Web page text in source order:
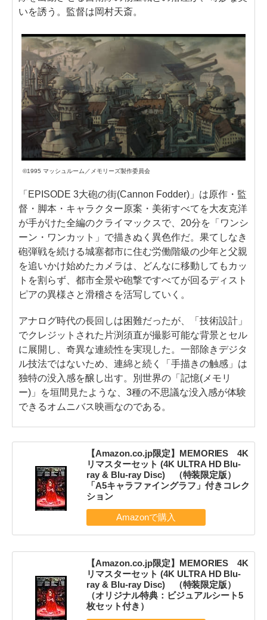
いを誘う。監督は岡村天斎。
©1995 マッシュルーム／メモリーズ製作委員会
「EPISODE 3大砲の街(Cannon Fodder)」は原作・監
督・脚本・キャラクター原案・美術すべてを大友克洋
が手がけた全編のクライマックスで、20分を「ワンシ
ーン・ワンカット」で描きぬく異色作だ。果てしなき
砲弾戦を続ける城塞都市に住む労働階級の少年と父親
を追いかけ始めたカメラは、どんなに移動してもカッ
トを割らず、都市全景や砲撃ですべてが回るディスト
ピアの異様さと滑稽さを活写していく。
アナログ時代の長回しは困難だったが、「技術設計」
でクレジットされた片渕須直が撮影可能な背景とセル
に展開し、奇異な連続性を実現した。一部除きデジタ
ル技法ではないため、連綿と続く「手描きの触感」は
独特の没入感を醸し出す。別世界の「記憶(メモリ
ー)」を垣間見たような、3種の不思議な没入感が体験
できるオムニバス映画なのである。
【Amazon.co.jp限定】MEMORIES 4K
リマスターセット (4K ULTRA HD Blu-
ray & Blu-ray Disc) （特装限定版）
「A5キャラファイングラフ」付きコレク
ション
【Amazon.co.jp限定】MEMORIES 4K
リマスターセット (4K ULTRA HD Blu-
ray & Blu-ray Disc) （特装限定版）
（オリジナル特典：ビジュアルシート5
枚セット付き）